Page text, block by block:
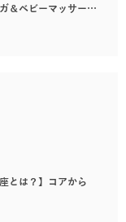
＆ベビーマッサー…
とは？】コアから